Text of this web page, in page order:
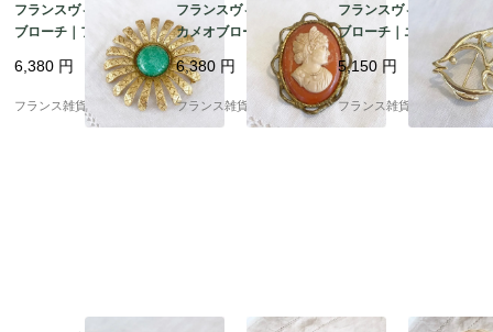
フランスヴィンテージ
ブローチ｜フラワーモ
チーフ 翡翠 ゴールドメ
タル 上品なライトグリ
ーン |1900年代中頃～
6,380 円
フランス雑貨chouchou
フランスヴィンテージ
カメオブローチ｜女性
の横顔 CAMEO セルロ
イド製 |1930-40年頃
6,380 円
フランス雑貨chouchou
フランスヴィンテージ
ブローチ｜エンゼルフ
ィッシュ 魚 ゴールドト
ーン Trifari |1900年代
中頃～後半
5,150 円
フランス雑貨chouchou